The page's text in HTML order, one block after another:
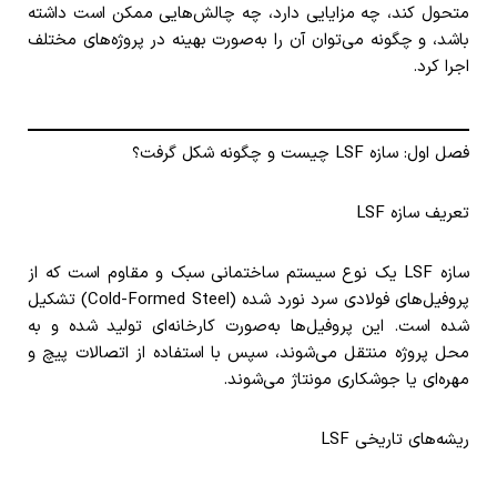
متحول کند، چه مزایایی دارد، چه چالش‌هایی ممکن است داشته
باشد، و چگونه می‌توان آن را به‌صورت بهینه در پروژه‌های مختلف
اجرا کرد.
فصل اول: سازه LSF چیست و چگونه شکل گرفت؟
تعریف سازه LSF
سازه LSF یک نوع سیستم ساختمانی سبک و مقاوم است که از
پروفیل‌های فولادی سرد نورد شده (Cold-Formed Steel) تشکیل
شده است. این پروفیل‌ها به‌صورت کارخانه‌ای تولید شده و به
محل پروژه منتقل می‌شوند، سپس با استفاده از اتصالات پیچ و
مهره‌ای یا جوشکاری مونتاژ می‌شوند.
ریشه‌های تاریخی LSF